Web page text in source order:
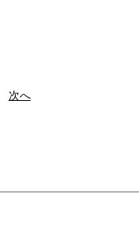
次へ